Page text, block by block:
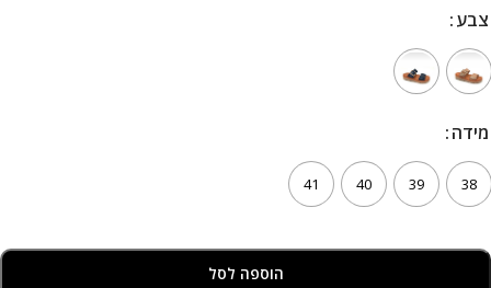
צבע
צבע
מידה
מידה
38
39
40
41
הוספה לסל